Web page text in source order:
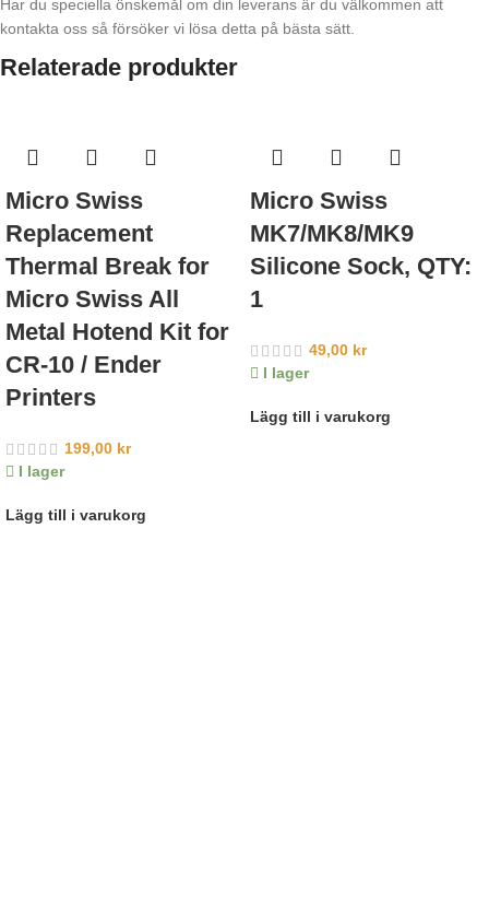
Har du speciella önskemål om din leverans är du välkommen att
kontakta oss så försöker vi lösa detta på bästa sätt.
Relaterade produkter
Micro Swiss
Replacement
Thermal Break for
Micro Swiss All
Metal Hotend Kit for
CR-10 / Ender
Printers
199,00 kr
I lager
Lägg till i varukorg
Micro Swiss
MK7/MK8/MK9
Silicone Sock, QTY:
1
49,00 kr
I lager
Lägg till i varukorg